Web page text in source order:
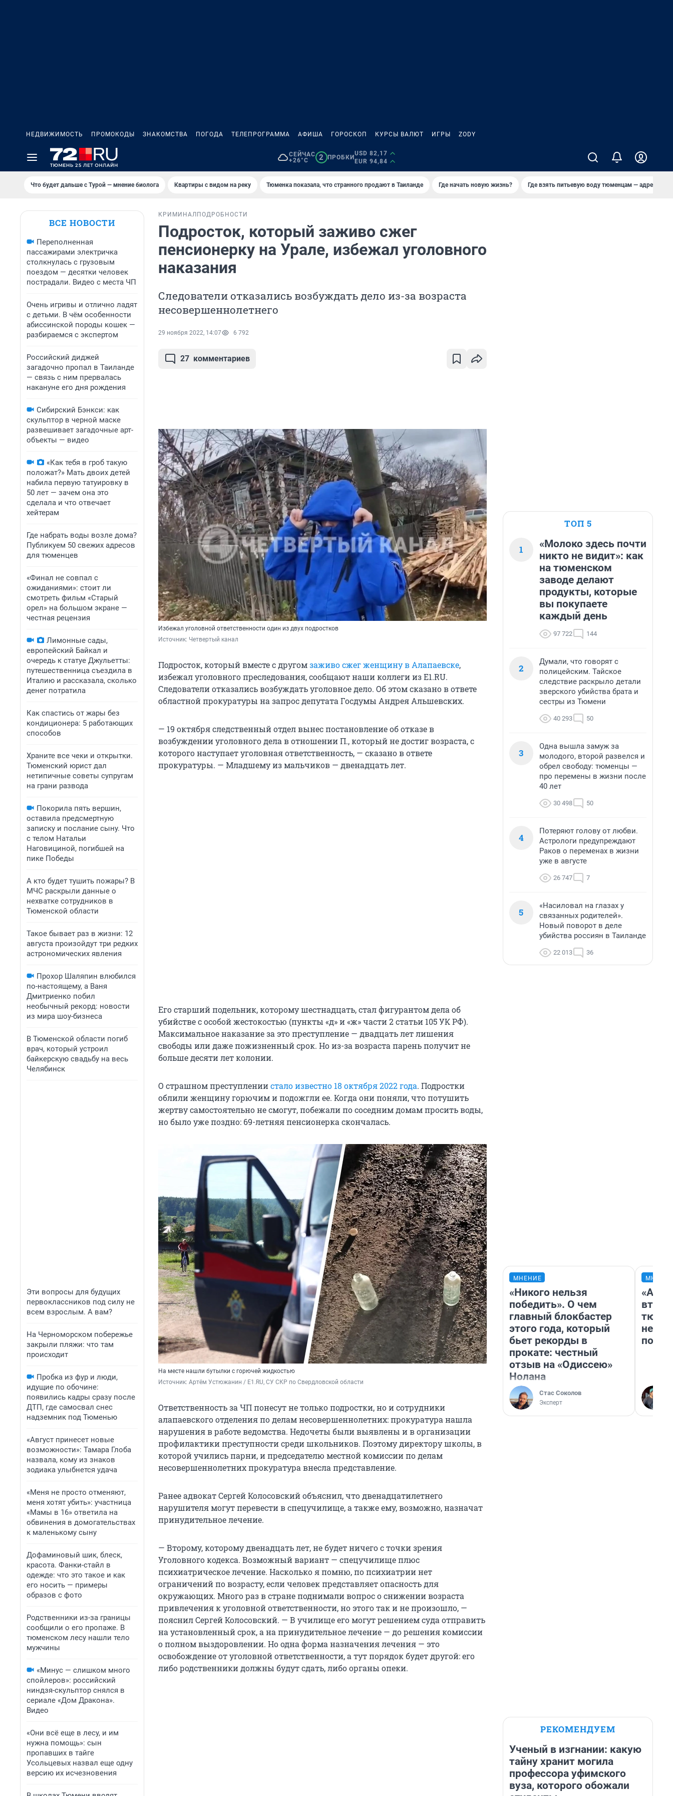
НЕДВИЖИМОСТЬ ПРОМОКОДЫ ЗНАКОМСТВА ПОГОДА ТЕЛЕПРОГРАММА АФИША ГОРОСКОП КУРСЫ ВАЛЮТ ИГРЫ ZODY
СЕЙЧАС
+26°C
2 ПРОБКИ
USD 82,17
EUR 94,84
Что будет дальше с Турой — мнение биолога Квартиры с видом на реку Тюменка показала, что странного продают в Таиланде Где начать новую жизнь? Где взять питьевую воду тюменцам — адреса
ВСЕ НОВОСТИ
Переполненная
пассажирами электричка
столкнулась с грузовым
поездом — десятки человек
пострадали. Видео с места ЧП
Очень игривы и отлично ладят
с детьми. В чём особенности
абиссинской породы кошек —
разбираемся с экспертом
Российский диджей
загадочно пропал в Таиланде
— связь с ним прервалась
накануне его дня рождения
Сибирский Бэнкси: как
скульптор в черной маске
развешивает загадочные арт-
объекты — видео
«Как тебя в гроб такую
положат?» Мать двоих детей
набила первую татуировку в
50 лет — зачем она это
сделала и что отвечает
хейтерам
Где набрать воды возле дома?
Публикуем 50 свежих адресов
для тюменцев
«Финал не совпал с
ожиданиями»: стоит ли
смотреть фильм «Старый
орел» на большом экране —
честная рецензия
Лимонные сады,
европейский Байкал и
очередь к статуе Джульетты:
путешественница съездила в
Италию и рассказала, сколько
денег потратила
Как спастись от жары без
кондиционера: 5 работающих
способов
Храните все чеки и открытки.
Тюменский юрист дал
нетипичные советы супругам
на грани развода
Покорила пять вершин,
оставила предсмертную
записку и послание сыну. Что
с телом Натальи
Наговициной, погибшей на
пике Победы
А кто будет тушить пожары? В
МЧС раскрыли данные о
нехватке сотрудников в
Тюменской области
Такое бывает раз в жизни: 12
августа произойдут три редких
астрономических явления
Прохор Шаляпин влюбился
по-настоящему, а Ваня
Дмитриенко побил
необычный рекорд: новости
из мира шоу-бизнеса
В Тюменской области погиб
врач, который устроил
байкерскую свадьбу на весь
Челябинск
Эти вопросы для будущих
первоклассников под силу не
всем взрослым. А вам?
На Черноморском побережье
закрыли пляжи: что там
происходит
Пробка из фур и люди,
идущие по обочине:
появились кадры сразу после
ДТП, где самосвал снес
надземник под Тюменью
«Август принесет новые
возможности»: Тамара Глоба
назвала, кому из знаков
зодиака улыбнется удача
«Меня не просто отменяют,
меня хотят убить»: участница
«Мамы в 16» ответила на
обвинения в домогательствах
к маленькому сыну
Дофаминовый шик, блеск,
красота. Фанки-стайл в
одежде: что это такое и как
его носить — примеры
образов с фото
Родственники из-за границы
сообщили о его пропаже. В
тюменском лесу нашли тело
мужчины
«Минус — слишком много
спойлеров»: российский
ниндзя-скульптор снялся в
сериале «Дом Дракона».
Видео
«Они всё еще в лесу, и им
нужна помощь»: сын
пропавших в тайге
Усольцевых назвал еще одну
версию их исчезновения
КРИМИНАЛ ПОДРОБНОСТИ
Подросток, который заживо сжег
пенсионерку на Урале, избежал уголовного
наказания
Следователи отказались возбуждать дело из-за возраста
несовершеннолетнего
29 ноября 2022, 14:07 6 792
27 комментариев
Избежал уголовной ответственности один из двух подростков
Источник: Четвертый канал
Подросток, который вместе с другомзаживо сжег женщину в Алапаевске,
избежал уголовного преследования, сообщают наши коллеги из E1.RU.
Следователи отказались возбуждать уголовное дело. Об этом сказано в ответе
областной прокуратуры на запрос депутата Госдумы Андрея Альшевских.
— 19 октября следственный отдел вынес постановление об отказе в
возбуждении уголовного дела в отношении П., который не достиг возраста, с
которого наступает уголовная ответственность, — сказано в ответе
прокуратуры. — Младшему из мальчиков — двенадцать лет.
Его старший подельник, которому шестнадцать, стал фигурантом дела об
убийстве с особой жестокостью (пункты «д» и «ж» части 2 статьи 105 УК РФ).
Максимальное наказание за это преступление — двадцать лет лишения
свободы или даже пожизненный срок. Но из-за возраста парень получит не
больше десяти лет колонии.
О страшном преступлениистало известно 18 октября 2022 года. Подростки
облили женщину горючим и подожгли ее. Когда они поняли, что потушить
жертву самостоятельно не смогут, побежали по соседним домам просить воды,
но было уже поздно: 69-летняя пенсионерка скончалась.
На месте нашли бутылки с горючей жидкостью
Источник: Артём Устюжанин / E1.RU, СУ СКР по Свердловской области
Ответственность за ЧП понесут не только подростки, но и сотрудники
алапаевского отделения по делам несовершеннолетних: прокуратура нашла
нарушения в работе ведомства. Недочеты были выявлены и в организации
профилактики преступности среди школьников. Поэтому директору школы, в
которой учились парни, и председателю местной комиссии по делам
несовершеннолетних прокуратура внесла представление.
Ранее адвокат Сергей Колосовский объяснил, что двенадцатилетнего
нарушителя могут перевести в спецучилище, а также ему, возможно, назначат
принудительное лечение.
— Второму, которому двенадцать лет, не будет ничего с точки зрения
Уголовного кодекса. Возможный вариант — спецучилище плюс
психиатрическое лечение. Насколько я помню, по психиатрии нет
ограничений по возрасту, если человек представляет опасность для
окружающих. Много раз в стране поднимали вопрос о снижении возраста
привлечения к уголовной ответственности, но этого так и не произошло, —
пояснил Сергей Колосовский. — В училище его могут решением суда отправить
на установленный срок, а на принудительное лечение — до решения комиссии
о полном выздоровлении. Но одна форма назначения лечения — это
освобождение от уголовной ответственности, а тут порядок будет другой: его
либо родственники должны будут сдать, либо органы опеки.
ТОП 5
1
«Молоко здесь почти
никто не видит»: как
на тюменском
заводе делают
продукты, которые
вы покупаете
каждый день
97 722 144
2
Думали, что говорят с
полицейским. Тайское
следствие раскрыло детали
зверского убийства брата и
сестры из Тюмени
40 293 50
3
Одна вышла замуж за
молодого, второй развелся и
обрел свободу: тюменцы —
про перемены в жизни после
40 лет
30 498 50
4
Потеряют голову от любви.
Астрологи предупреждают
Раков о переменах в жизни
уже в августе
26 747 7
5
«Насиловал на глазах у
связанных родителей».
Новый поворот в деле
убийства россиян в Таиланде
22 013 36
МНЕНИЕ
«Никого нельзя
победить». О чем
главный блокбастер
этого года, который
бьет рекорды в
прокате: честный
отзыв на «Одиссею»
Нолана
Стас Соколов
Эксперт
РЕКОМЕНДУЕМ
Ученый в изгнании: какую
тайну хранит могила
профессора уфимского
вуза, которого обожали